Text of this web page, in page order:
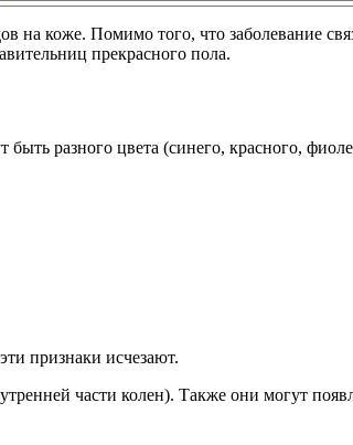
на коже. Помимо того, что заболевание
прекрасного пола.
разного цвета (синего, красного,
признаки исчезают.
части колен). Также они могут